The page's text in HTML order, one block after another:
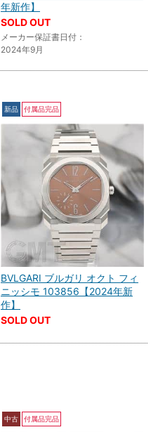
年新作】
SOLD OUT
メーカー保証書日付：
2024年9月
新品 付属品完品
BVLGARI ブルガリ オクト フィ
ニッシモ 103856【2024年新
作】
SOLD OUT
中古 付属品完品